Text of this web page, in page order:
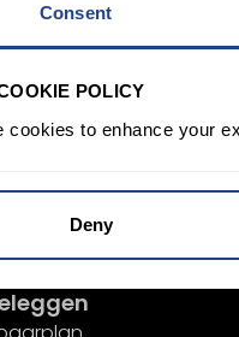
Consent
POLICY
cookies to enhance your
Deny